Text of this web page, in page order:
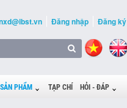
Đăng nhập Đăng ký
SẢN PHẨM TẠP CHÍ HỎI - ĐÁP